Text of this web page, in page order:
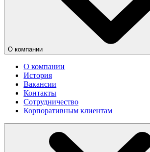
О компании
О компании
История
Вакансии
Контакты
Сотрудничество
Корпоративным клиентам